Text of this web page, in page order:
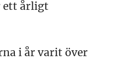
ett årligt
i år varit över